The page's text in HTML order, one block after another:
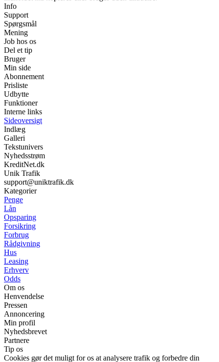
Info
Support
Spørgsmål
Mening
Job hos os
Del et tip
Bruger
Min side
Abonnement
Prisliste
Udbytte
Funktioner
Interne links
Sideoversigt
Indlæg
Galleri
Tekstunivers
Nyhedsstrøm
KreditNet.dk
Unik Trafik
support@uniktrafik.dk
Kategorier
Penge
Lån
Opsparing
Forsikring
Forbrug
Rådgivning
Hus
Leasing
Erhverv
Odds
Om os
Henvendelse
Pressen
Annoncering
Min profil
Nyhedsbrevet
Partnere
Tip os
Cookies gør det muligt for os at analysere trafik og forbedre din